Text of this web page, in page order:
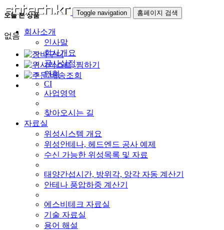
Toggle navigation 홈페이지 검색
회사소개
인사말
회사개요
공사실적
연혁
CI
사업영역
찾아오시는 길
자료실
위성시스템 개요
위성안테나, 헤드엔드 공사 예제
수신 가능한 위성목록 및 자료
태양간섭시간, 방위각, 앙각 자동 계산기
안테나 풍압하중 계산기
에스비테크 자료실
기술 자료실
용어 해설
오늘 본 상품
없음